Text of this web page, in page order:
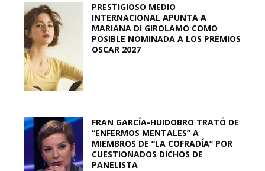
PRESTIGIOSO MEDIO
INTERNACIONAL APUNTA A
MARIANA DI GIROLAMO COMO
POSIBLE NOMINADA A LOS PREMIOS
OSCAR 2027
FRAN GARCÍA-HUIDOBRO TRATÓ DE
“ENFERMOS MENTALES” A
MIEMBROS DE “LA COFRADÍA” POR
CUESTIONADOS DICHOS DE
PANELISTA